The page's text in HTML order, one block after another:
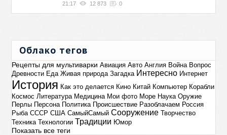
21:17 12 873 0
Облако тегов
Рецепты для мультиварки Авиация Авто Англия Война Вопрос
Древности Еда Живая природа Загадка Интересно Интернет
История Как это делается Кино Китай Компьютер Корабли
Космос Литература Медицина Мои фото Море Наука Оружие
Перлы Персона Политика Происшествие Разоблачаем Россия
Рыба СССР США СамыйСамый Сооружение Творчество
Техника Технологии Традиции Юмор
Показать все теги